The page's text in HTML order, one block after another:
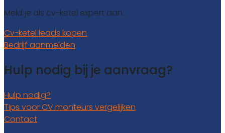
Meld je als cv-ketel expert aan.
Cv-ketel leads kopen
Bedrijf aanmelden
Hulp nodig bij je aanvraag?
Hulp nodig?
Tips voor CV monteurs vergelijken
Contact